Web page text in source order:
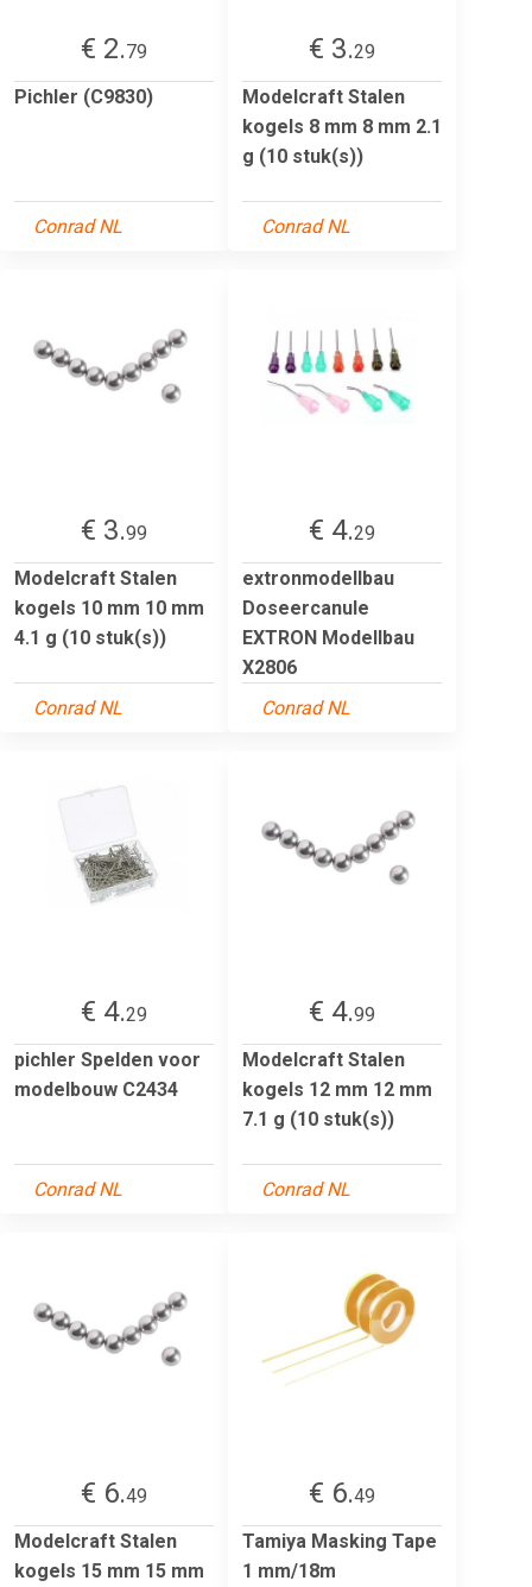
€ 2.79
Pichler (C9830)
Conrad NL
€ 3.29
Modelcraft Stalen
kogels 8 mm 8 mm 2.1
g (10 stuk(s))
Conrad NL
€ 3.99
Modelcraft Stalen
kogels 10 mm 10 mm
4.1 g (10 stuk(s))
Conrad NL
€ 4.29
extronmodellbau
Doseercanule
EXTRON Modellbau
X2806
Conrad NL
€ 4.29
pichler Spelden voor
modelbouw C2434
Conrad NL
€ 4.99
Modelcraft Stalen
kogels 12 mm 12 mm
7.1 g (10 stuk(s))
Conrad NL
€ 6.49
Modelcraft Stalen
kogels 15 mm 15 mm
€ 6.49
Tamiya Masking Tape
1 mm/18m